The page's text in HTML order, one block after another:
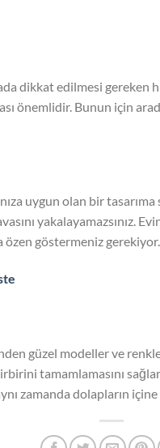
dikkat edilmesi
önemlidir. Bunun için
uygun olan bir tasarıma
yakalayamazsınız.
göstermeniz gerekiyor.
güzel modeller ve
tamamlamasını
zamanda dolapların